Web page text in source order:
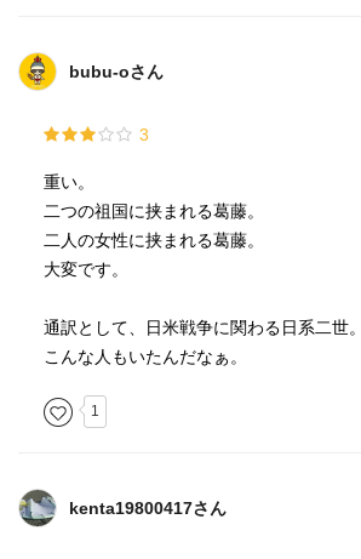
を言うらしい。目が吊り上がっていや
吊り上がっているのだ。たぶん戦前か
ないが。
日本で言う8月15日「終戦記念日」（僕
言い方を“終戦”というどちらかというと
つけて語るのはどうも好きではないが）
メリカでは8/15を日本ほどには重要な日
いない様だけれどが。
本書の単行本は1983年の発行。僕は会
日が仕事最優先でギリギリの生活状態
が変わるまで仕事し（飯はどこかのタ
bubu-oさん
3
重い。
二つの祖国に挟まれる葛藤。
二人の女性に挟まれる葛藤。
大変です。
通訳として、日米戦争に関わる日系二世。
こんな人もいたんだなぁ。
1
kenta19800417さん